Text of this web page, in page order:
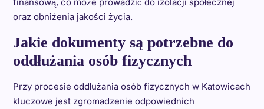
oraz obniżenia jakości życia.
Jakie dokumenty są potrzebne do
oddłużania osób fizycznych
Przy procesie oddłużania osób fizycznych w Katowicach
kluczowe jest zgromadzenie odpowiednich